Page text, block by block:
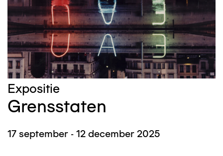
Expositie
Grensstaten
17 september - 12 december 2025